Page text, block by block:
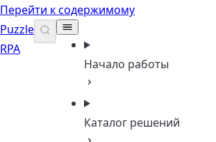
Перейти к содержимому
Puzzle
RPA
Начало работы
Каталог решений